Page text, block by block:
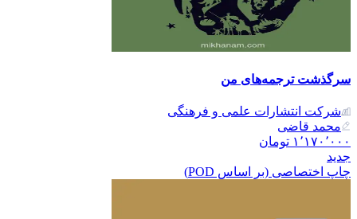
سرگذشت ترجمه‌های من
شرکت انتشارات علمی و فرهنگی
محمد قاضی
۱٬۱۷۰٬۰۰۰ تومان
جدید
چاپ اختصاصی (بر اساس POD)